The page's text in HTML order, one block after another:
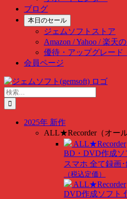
ブログ
本日のセール
ジェムソフトストア
Amazon / Yahoo / 楽天
優待・アップグレード
会員ページ
Skip
to
content
検
索
…
2025年 新作
ALL★Recorder（オー
ALL★Recorder
BD・DVD作成ソ
スマホ 全て録画
（税込定価）
ALL★Recorder
DVD作成ソフト